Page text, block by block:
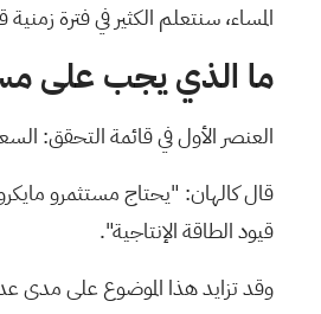
المساء، سنتعلم الكثير في فترة
ما الذي يجب على
العنصر الأول في قائمة التحقق:
قال كالهان: "يحتاج مستثمرو
قيود الطاقة الإنتاجية".
وقد تزايد هذا الموضوع على مدى